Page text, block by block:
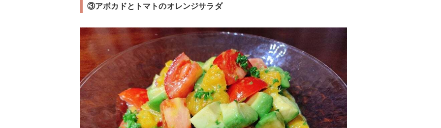
③アボカドとトマトのオレンジサラダ